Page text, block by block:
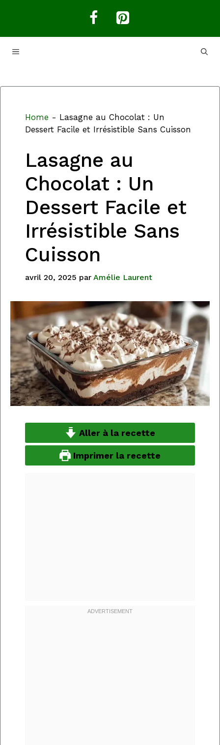
MENU
Home - Lasagne au Chocolat : Un
Dessert Facile et Irrésistible Sans Cuisson
Lasagne au
Chocolat : Un
Dessert Facile et
Irrésistible Sans
Cuisson
avril 20, 2025 par Amélie Laurent
Aller à la recette
Imprimer la recette